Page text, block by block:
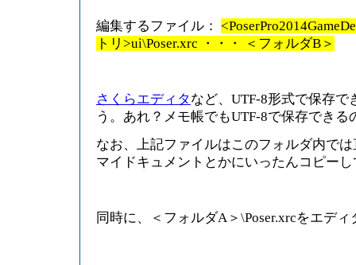
編集するファイル：
トリ>ui\Poser.xrc ・・・ ＜フォルダB＞
さくらエディタ など、UTF-8形式で保存で
う。あれ？メモ帳でもUTF-8で保存できる
なお、上記ファイルはこのフォルダ内で
マイドキュメントとかにいったんコピー
同時に、＜フォルダA＞\Poser.xrcをエディ